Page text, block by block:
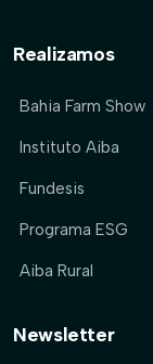
Realizamos
Bahia Farm Show
Instituto Aiba
Fundesis
Programa ESG
Aiba Rural
Newsletter